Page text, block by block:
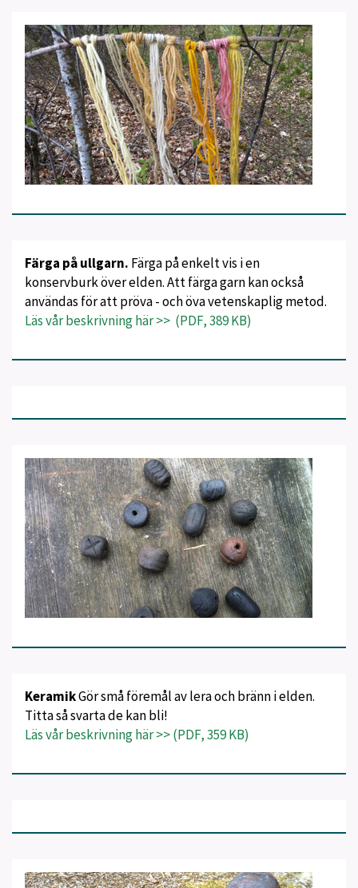
Färga på ullgarn. Färga på enkelt vis i en
konservburk över elden. Att färga garn kan också
användas för att pröva - och öva vetenskaplig metod.
Läs vår beskrivning här >> (PDF, 389 KB)
KeramikGör små föremål av lera och bränn i elden.
Titta så svarta de kan bli!
Läs vår beskrivning här >> (PDF, 359 KB)